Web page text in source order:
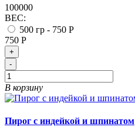
100000
ВЕС:
500 гр - 750 Р
750 Р
+
-
В корзину
Пирог с индейкой и шпинатом